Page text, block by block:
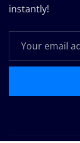
instantly!